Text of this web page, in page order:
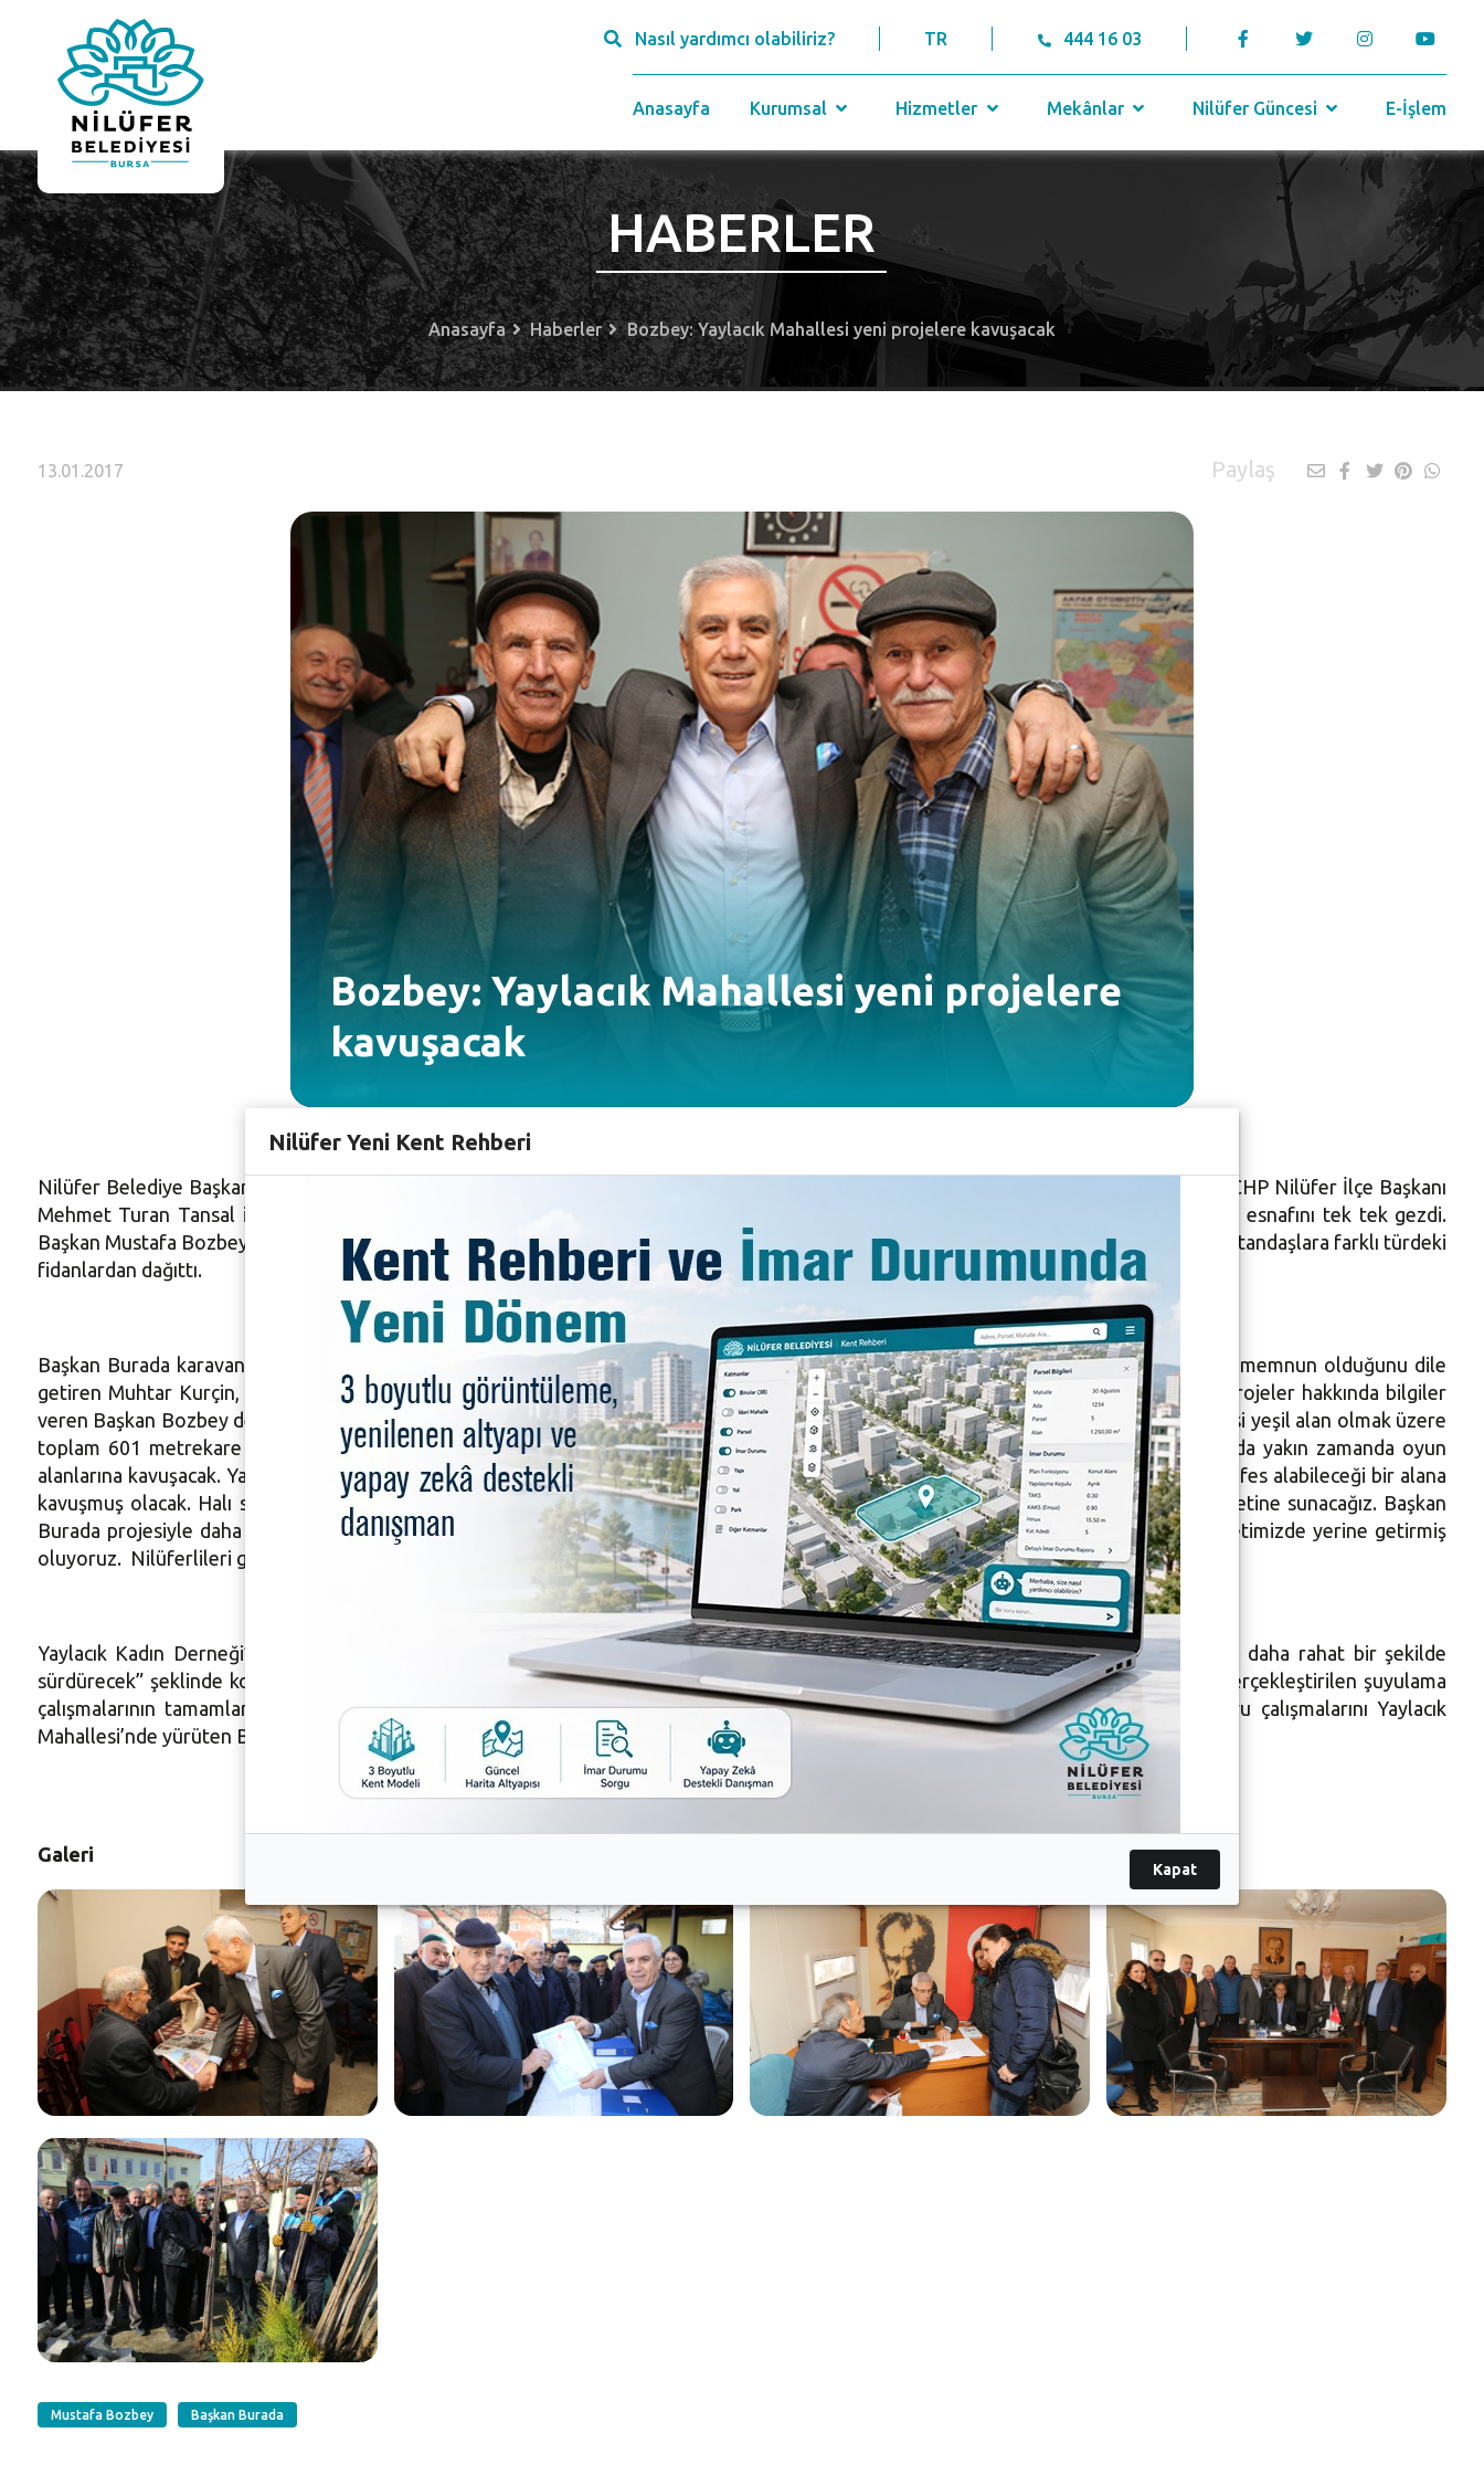
Nasıl yardımcı olabiliriz? TR 444 16 03
Anasayfa Kurumsal Hizmetler Mekânlar Nilüfer Güncesi E-İşlem
HABERLER
Anasayfa Haberler Bozbey: Yaylacık Mahallesi yeni projelere kavuşacak
13.01.2017 Paylaş
Bozbey: Yaylacık Mahallesi yeni projelere
kavuşacak
Nilüfer Belediye Başkanı Mustafa Bozbey, Başkan Burada projesi kapsamında makamını bu hafta Yaylacık Mahallesi’ne taşıdı. İlk olarak CHP Nilüfer İlçe Başkanı
Mehmet Turan Tansal ile birlikte Yaylacık Mahalle Muhtarı Naci Kurçin’i makamında ziyaret eden Başkan Bozbey, daha sonra mahalle esnafını tek tek gezdi.
Başkan Mustafa Bozbey, Nilüfer Belediyesi Park ve Bahçeler Müdürlüğü’nün “Sen de bir fidan dik, geleceğini koru” projesi kapsamında vatandaşlara farklı türdeki
fidanlardan dağıttı.
Başkan Burada karavanındaki makamında da Muhtar Kurçin’le bir araya gelen Bozbey, talep ve önerileri dinledi. Yapılan hizmetlerden memnun olduğunu dile
getiren Muhtar Kurçin, Başkan Bozbey’e ve çalışmalarda emeği geçen personele teşekkür etti. Yaylacık Mahallesi’nde yapılacak olan projeler hakkında bilgiler
veren Başkan Bozbey de, “Meydan projesinin ihalesi tamamlandı. Mahalle Komitesi’nin almış olduğu karar doğrultusunda 165 metrekaresi yeşil alan olmak üzere
toplam 601 metrekare alanda projelendirilen meydan projesinde, çalışmalar en yakın zamanda başlayacak. Mahalledeki çocuklarımız da yakın zamanda oyun
alanlarına kavuşacak. Yaylacık Mahallesi’ne değer katacak olan bu proje sayesinde hem bölge halkı hem de gelen konuklar, daha rahat nefes alabileceği bir alana
kavuşmuş olacak. Halı sahamızda da çalışmalar tüm hızıyla devam ediyor. Çalışmaları kısa zaman içinde tamamlayıp gençlerimizin hizmetine sunacağız. Başkan
Burada projesiyle daha önce de ziyaret ettiğimiz Yaylacık Mahallesi’nde, muhtarımızın ve mahalle sakinlerimizin taleplerini ikinci ziyaretimizde yerine getirmiş
oluyoruz. Nilüferlileri gülümsetmeye devam edeceğiz” dedi.
Yaylacık Kadın Derneği’nin bulunduğu binada da eksikleri giderdiklerini ifade eden Bozbey, “Kadınlarımız, çalışmalarını bundan böyle daha rahat bir şekilde
sürdürecek” şeklinde konuştu. Başkan Mustafa Bozbey, Nilüfer Belediyesi tarafından 1/1000 ölçekli Yaylacık İmar Planı kapsamında gerçekleştirilen şuyulama
çalışmalarının tamamlanmasıyla 250 hak sahibine de tapularını teslim etti. İlgili başkan yardımcıları ve müdürlerle birlikte gün boyu çalışmalarını Yaylacık
Mahallesi’nde yürüten Bozbey, kendisinden randevu talep eden vatandaşlarla da görüştü.
Galeri
Mustafa Bozbey Başkan Burada
Nilüfer Yeni Kent Rehberi
Kapat